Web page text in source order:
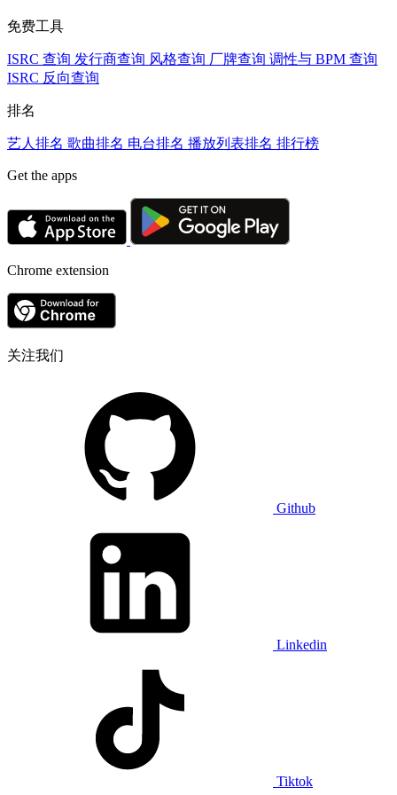
免费工具
ISRC 查询 发行商查询 风格查询 厂牌查询 调性与 BPM 查询
ISRC 反向查询
排名
艺人排名 歌曲排名 电台排名 播放列表排名 排行榜
Get the apps
Chrome extension
关注我们
Github
Linkedin
Tiktok